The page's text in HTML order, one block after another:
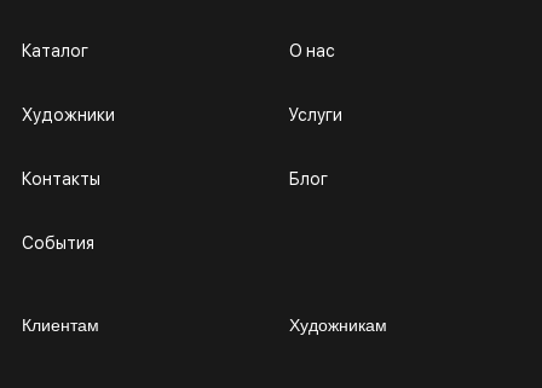
Каталог
Художники
Контакты
События
О нас
Услуги
Блог
Клиентам Художникам